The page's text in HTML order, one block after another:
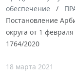
обеспечение
Постановление
округа от 1
1764/2020
18 марта 2021